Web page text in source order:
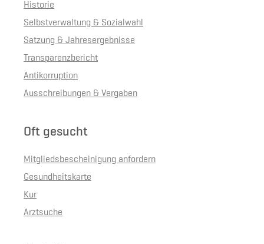
Historie
Selbstverwaltung & Sozialwahl
Satzung & Jahresergebnisse
Transparenzbericht
Antikorruption
Ausschreibungen & Vergaben
Oft gesucht
Mitgliedsbescheinigung anfordern
Gesundheitskarte
Kur
Arztsuche